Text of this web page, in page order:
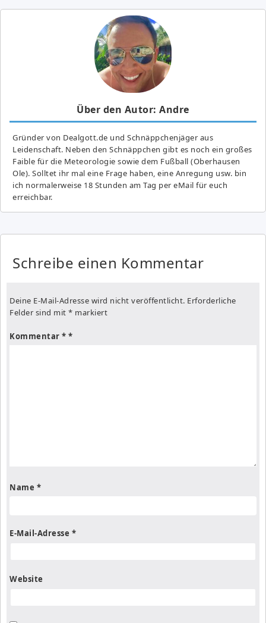
Über den Autor: Andre
Gründer von Dealgott.de und Schnäppchenjäger aus
Leidenschaft. Neben den Schnäppchen gibt es noch ein großes
Fai­ble für die Meteorologie sowie dem Fußball (Oberhausen
Ole). Solltet ihr mal eine Frage haben, eine Anregung usw. bin
ich normalerweise 18 Stunden am Tag per eMail für euch
erreichbar.
Schreibe einen Kommentar
Deine E-Mail-Adresse wird nicht veröffentlicht. Erforderliche
Felder sind mit * markiert
Kommentar *
Name *
E-Mail-Adresse *
Website